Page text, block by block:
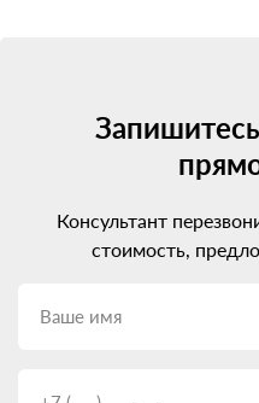
Консультант
стоимость,